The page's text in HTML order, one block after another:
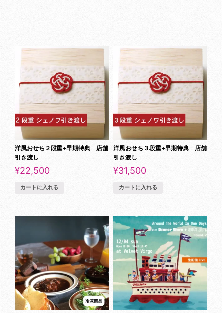
洋風おせち２段重+早期特典 店舗
引き渡し
¥22,500
カートに入れる
洋風おせち３段重+早期特典 店舗
引き渡し
¥31,500
カートに入れる